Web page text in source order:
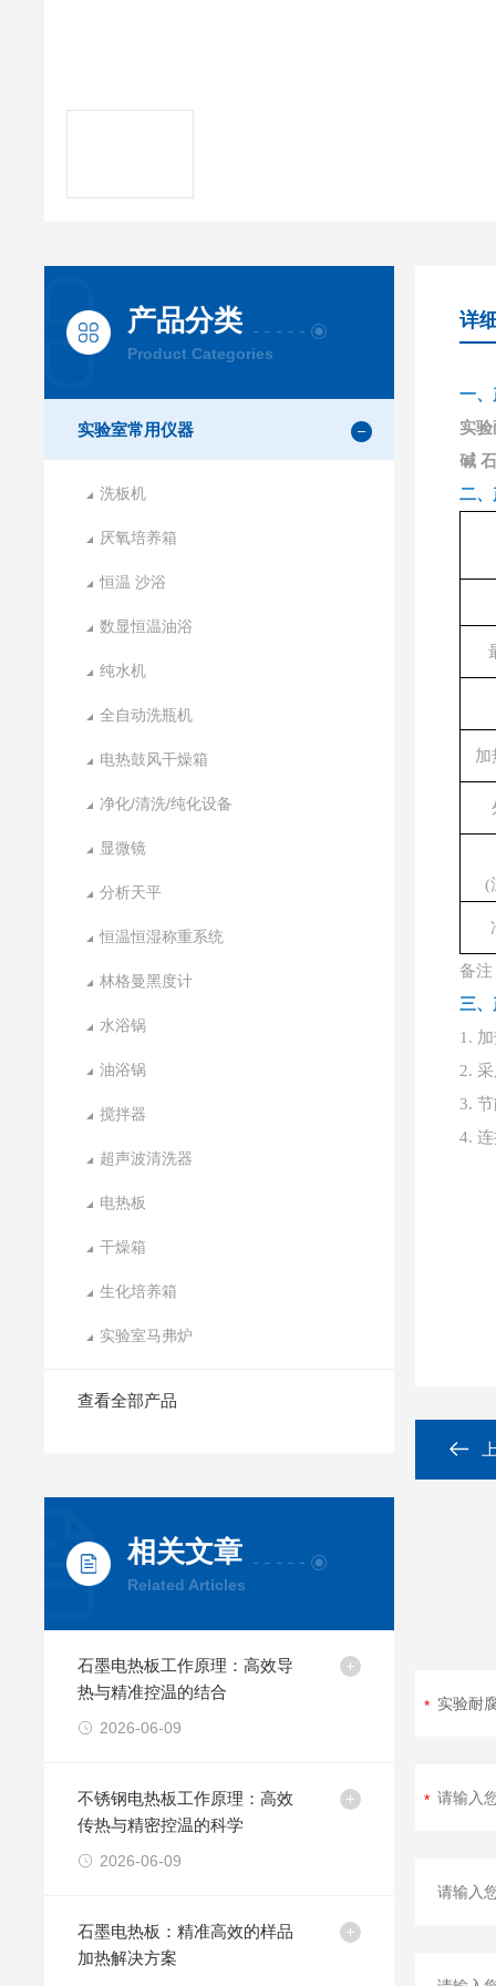
产品分类
Product Categories
实验室常用仪器
洗板机
厌氧培养箱
恒温 沙浴
数显恒温油浴
纯水机
全自动洗瓶机
电热鼓风干燥箱
净化/清洗/纯化设备
显微镜
分析天平
恒温恒湿称重系统
林格曼黑度计
水浴锅
油浴锅
搅拌器
超声波清洗器
电热板
干燥箱
生化培养箱
实验室马弗炉
查看全部产品
相关文章
Related Articles
石墨电热板工作原理：高效导
热与精准控温的结合
2026-06-09
不锈钢电热板工作原理：高效
传热与精密控温的科学
2026-06-09
石墨电热板：精准高效的样品
加热解决方案
详
一、
实
碱
二
加
(
备
三
1.
2.
3.
4.